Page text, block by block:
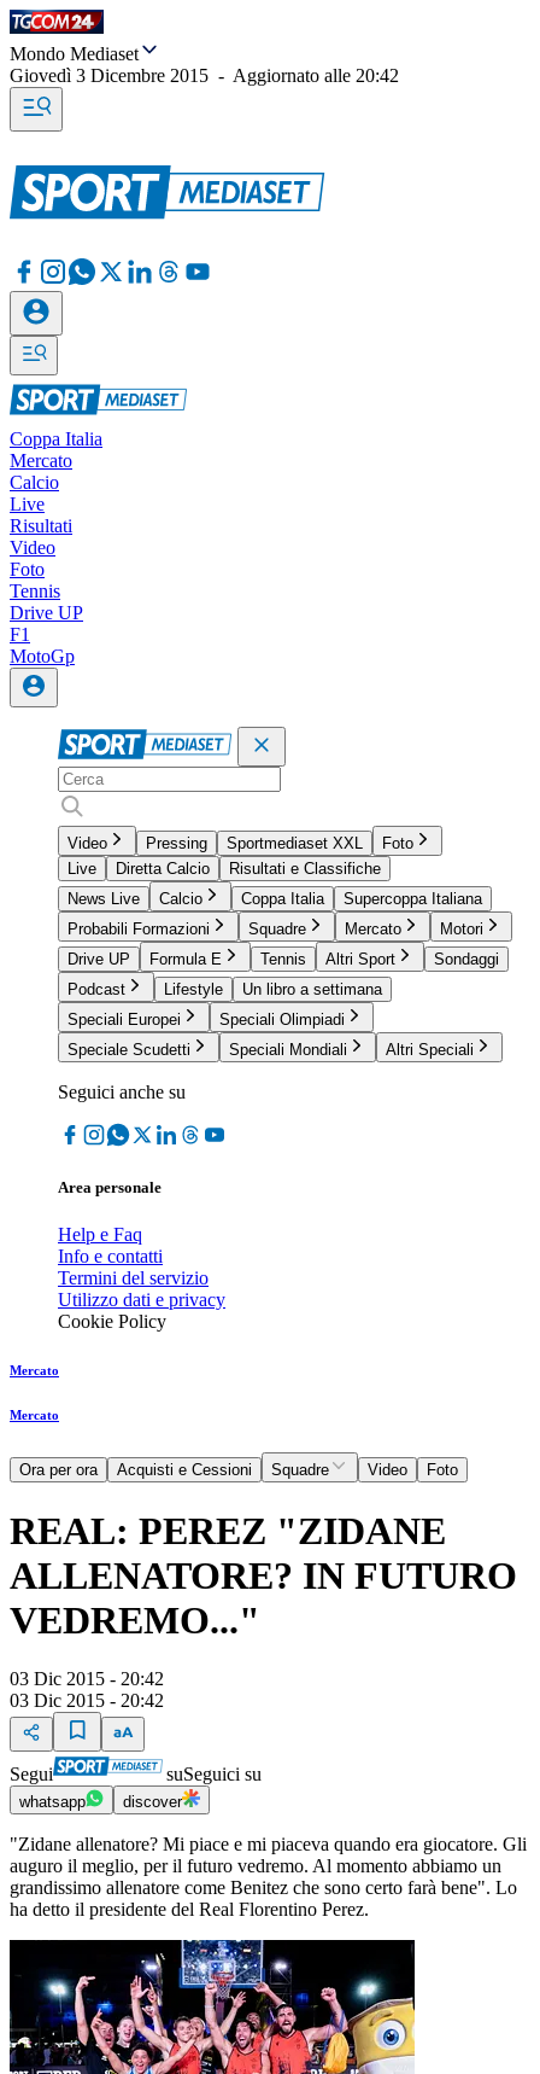
Mondo Mediaset
Giovedì 3 Dicembre 2015 - Aggiornato alle 20:42
Coppa Italia
Mercato
Calcio
Live
Risultati
Video
Foto
Tennis
Drive UP
F1
MotoGp
Video Pressing Sportmediaset XXL
Foto
Live
Diretta Calcio
Risultati e Classifiche
News Live
Calcio Coppa Italia
Supercoppa Italiana
Probabili Formazioni
Squadre Mercato
Motori
Drive UP
Formula E Tennis Altri Sport
Sondaggi
Podcast
Lifestyle
Un libro a settimana
Speciali Europei
Speciali Olimpiadi
Speciale Scudetti
Speciali Mondiali Altri Speciali
Seguici anche su
Area personale
Help e Faq
Info e contatti
Termini del servizio
Utilizzo dati e privacy
Cookie Policy
Mercato
Mercato
Ora per ora Acquisti e Cessioni Squadre Video Foto
REAL: PEREZ "ZIDANE
ALLENATORE? IN FUTURO
VEDREMO..."
03 Dic 2015 - 20:42
03 Dic 2015 - 20:42
Segui suSeguici su
whatsapp discover
"Zidane allenatore? Mi piace e mi piaceva quando era giocatore. Gli
auguro il meglio, per il futuro vedremo. Al momento abbiamo un
grandissimo allenatore come Benitez che sono certo farà bene". Lo
ha detto il presidente del Real Florentino Perez.